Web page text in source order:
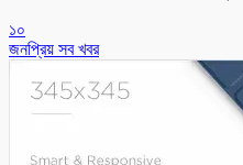
১০
জনপ্রিয় সব খবর